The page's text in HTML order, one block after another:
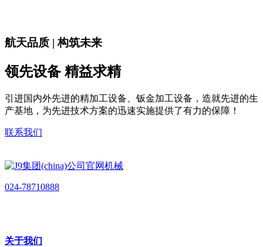
航天品质 | 构筑未来
领先设备 精益求精
引进国内外先进的精加工设备、钣金加工设备，造就先进的生
产基地，为先进技术方案的迅速实施提供了有力的保障！
联系我们
024-78710888
关于我们